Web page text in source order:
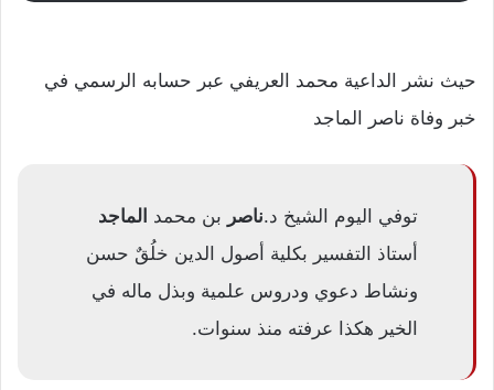
حيث نشر الداعية محمد العريفي عبر حسابه الرسمي في
خبر وفاة ناصر الماجد
توفي اليوم الشيخ د.ناصر بن محمد الماجد
أستاذ التفسير بكلية أصول الدين خلُقٌ حسن
ونشاط دعوي ودروس علمية وبذل ماله في
الخير هكذا عرفته منذ سنوات.